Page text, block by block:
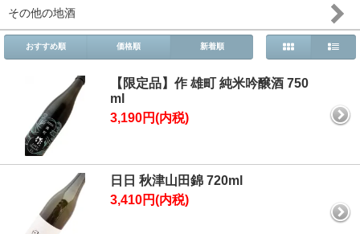
その他の地酒
おすすめ順 価格順 新着順
【限定品】作 雄町 純米吟醸酒 750
ml
3,190円(内税)
日日 秋津山田錦 720ml
3,410円(内税)